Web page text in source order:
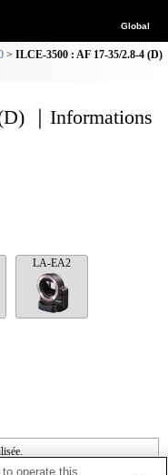
Global
ILCE-3500 : AF 17-35/2.8-4 (D)
｜Informations
LA-EA2
operate this